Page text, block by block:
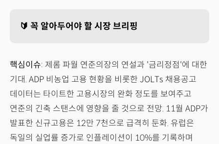
🔰 꼭 알아두어야 할 시장 브리핑
핵심이슈: 제롬 파월 연준의장의 연설과 '금리정점'에 대한
기대. ADP 비농업 고용 현황을 비롯한 JOLTs 채용공고
데이터는 타이트한 고용시장의 완화 정도를 보여주고
연준의 긴축 스탠스에 영향을 줄 것으로 전망. 11월 ADP가
발표한 신규고용은 12만 7천으로 급격히 둔화. 유럽은
독일의 실업률 증가로 인플레이션이 10%를 기록하며